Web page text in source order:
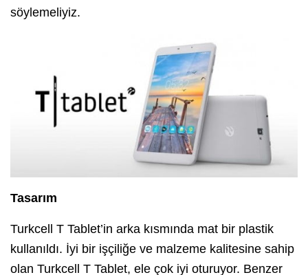
söylemeliyiz.
Tasarım
Turkcell T Tablet’in arka kısmında mat bir plastik
kullanıldı. İyi bir işçiliğe ve malzeme kalitesine sahip
olan Turkcell T Tablet, ele çok iyi oturuyor. Benzer